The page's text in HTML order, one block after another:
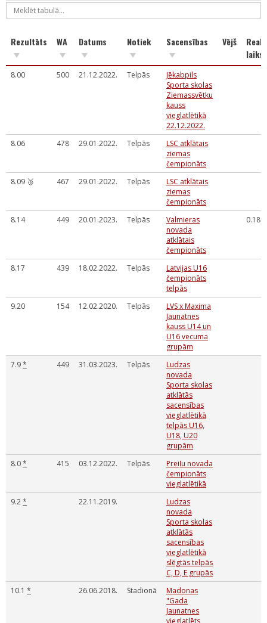
Rezultāts WA Datums Notiek Sacensības Vējš
laiks
8.00 500 21.12.2022. Telpās
Jēkabpils
Sporta skolas
Ziemassvētku
kauss
vieglatlētikā
22.12.2022.
8.06
478 29.01.2022. Telpās
LSC atklātais
ziemas
čempionāts
8.09 🥉
467 29.01.2022. Telpās
LSC atklātais
ziemas
čempionāts
8.14
449 20.01.2023. Telpās
Valmieras
novada
atklātais
čempionāts
0.186
8.17 439 18.02.2022. Telpās
Latvijas U16
čempionāts
telpās
9.20
154 12.02.2020. Telpās
LVS x Maxima
Jaunatnes
kauss U14 un
U16 vecuma
grupām
7.9* 449 31.03.2023. Telpās
Ludzas
novada
Sporta skolas
atklātās
sacensības
vieglatlētikā
telpās U16,
U18, U20
grupām
8.0* 415 03.12.2022. Telpās
Preiļu novada
čempionāts
vieglatlētikā
9.2* 22.11.2019.
Ludzas
novada
Sporta skolas
atklātās
sacensības
vieglatlētikā
slēgtās telpās
C, D, E grupās
10.1 * 26.06.2018. Stadionā
Madonas
"Gada
Jaunatnes
vieglatlēts